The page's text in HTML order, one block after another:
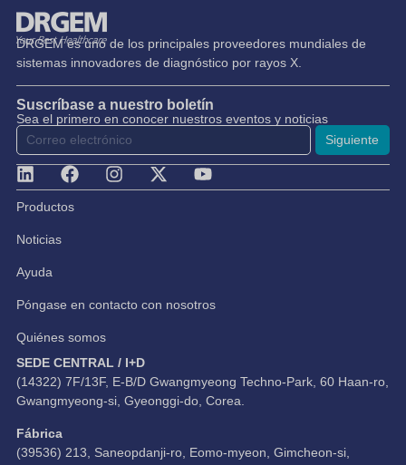
DRGEM es uno de los principales proveedores mundiales de
sistemas innovadores de diagnóstico por rayos X.
Suscríbase a nuestro boletín
Sea el primero en conocer nuestros eventos y noticias
Siguiente
Productos
Noticias
Ayuda
Póngase en contacto con nosotros
Quiénes somos
SEDE CENTRAL / I+D
(14322) 7F/13F, E-B/D Gwangmyeong Techno-Park, 60 Haan-ro,
Gwangmyeong-si, Gyeonggi-do, Corea.
Fábrica
(39536) 213, Saneopdanji-ro, Eomo-myeon, Gimcheon-si,